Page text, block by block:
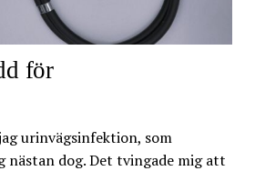
för
urinvägsinfektion, som
nästan dog. Det tvingade mig att